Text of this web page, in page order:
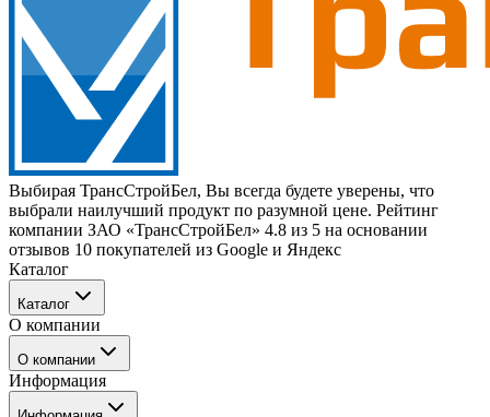
Выбирая ТрансСтройБел, Вы всегда будете уверены, что
выбрали наилучший продукт по разумной цене. Рейтинг
компании ЗАО «ТрансСтройБел» 4.8 из 5 на основании
отзывов 10 покупателей из Google и Яндекс
Каталог
Каталог
Техника
Навесное оборудование
Запчасти
Сервис и ремонт
О компании
О компании
Новости
Информация